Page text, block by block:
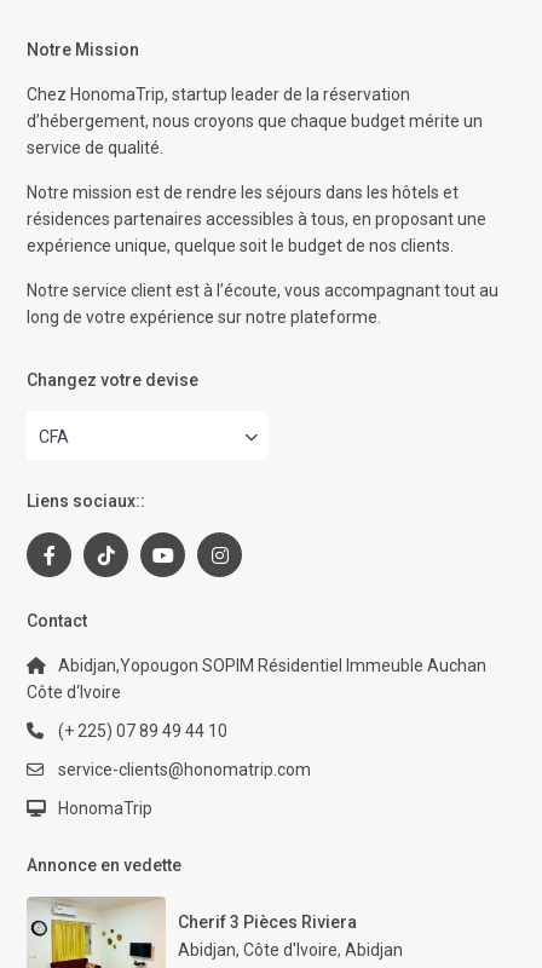
Notre Mission
Chez HonomaTrip, startup leader de la réservation
d’hébergement, nous croyons que chaque budget mérite un
service de qualité.
Notre mission est de rendre les séjours dans les hôtels et
résidences partenaires accessibles à tous, en proposant une
expérience unique, quelque soit le budget de nos clients.
Notre service client est à l’écoute, vous accompagnant tout au
long de votre expérience sur notre plateforme.
Changez votre devise
CFA
Liens sociaux::
Contact
Abidjan,Yopougon SOPIM Résidentiel Immeuble Auchan
Côte d‘Ivoire
(+ 225) 07 89 49 44 10
service-clients@honomatrip.com
HonomaTrip
Annonce en vedette
Cherif 3 Pièces Riviera
Abidjan, Côte d'Ivoire, Abidjan